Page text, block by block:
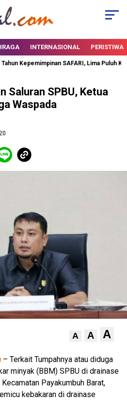
INTERNASIONAL PERISTIWA
Kepemimpinan SAFARI, Lima Puluh
Saluran SPBU, Ketua
Waspada
A A A
– Terkait Tumpahnya atau diduga
minyak (BBM) SPBU di drainase
Payakumbuh Barat,
kebakaran di drainase